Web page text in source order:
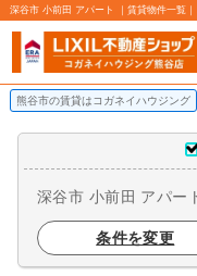
深谷市 小前田 アパート ｜賃貸物件一覧
熊谷市の賃貸はコガネイハウジング
深谷市 小前田 アパー
条件を変更